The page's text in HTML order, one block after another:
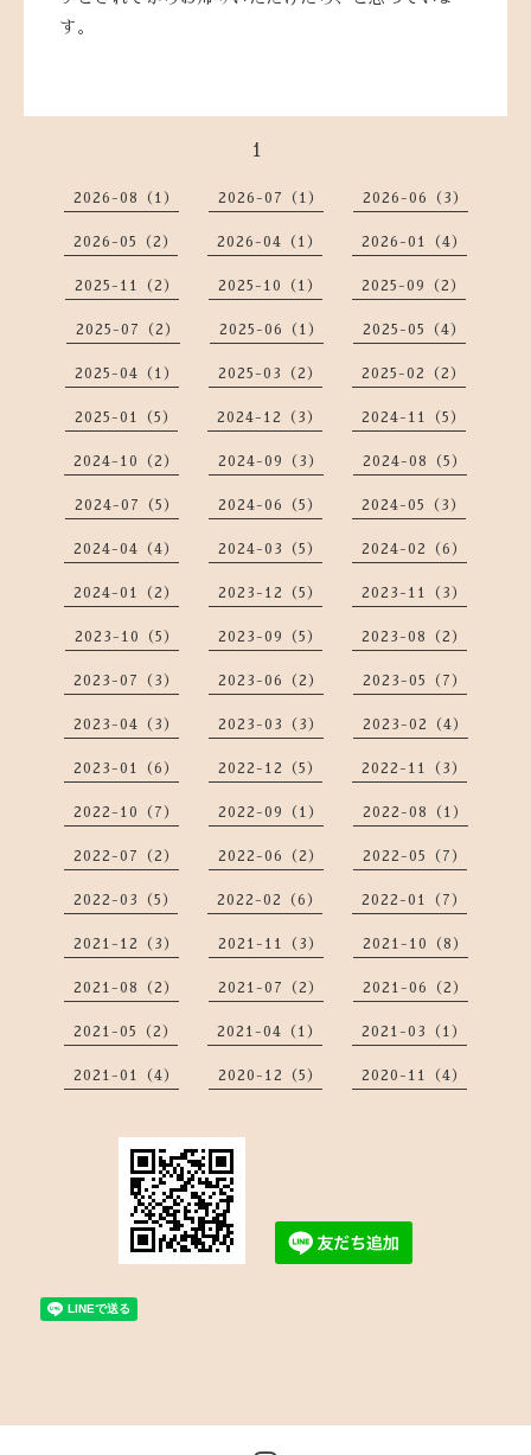
す。
1
2026-08（1） 2026-07（1） 2026-06（3）
2026-05（2） 2026-04（1） 2026-01（4）
2025-11（2） 2025-10（1） 2025-09（2）
2025-07（2） 2025-06（1） 2025-05（4）
2025-04（1） 2025-03（2） 2025-02（2）
2025-01（5） 2024-12（3） 2024-11（5）
2024-10（2） 2024-09（3） 2024-08（5）
2024-07（5） 2024-06（5） 2024-05（3）
2024-04（4） 2024-03（5） 2024-02（6）
2024-01（2） 2023-12（5） 2023-11（3）
2023-10（5） 2023-09（5） 2023-08（2）
2023-07（3） 2023-06（2） 2023-05（7）
2023-04（3） 2023-03（3） 2023-02（4）
2023-01（6） 2022-12（5） 2022-11（3）
2022-10（7） 2022-09（1） 2022-08（1）
2022-07（2） 2022-06（2） 2022-05（7）
2022-03（5） 2022-02（6） 2022-01（7）
2021-12（3） 2021-11（3） 2021-10（8）
2021-08（2） 2021-07（2） 2021-06（2）
2021-05（2） 2021-04（1） 2021-03（1）
2021-01（4） 2020-12（5） 2020-11（4）